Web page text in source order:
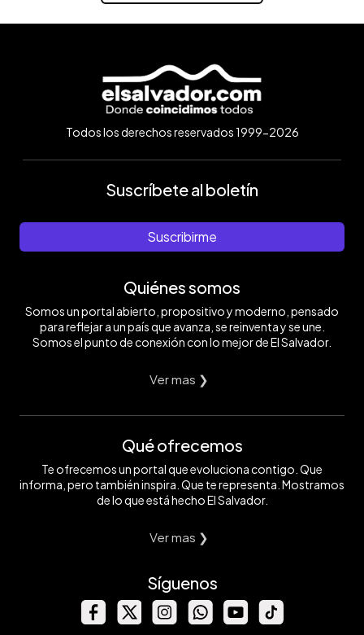
Todos los derechos reservados 1999-2026
Suscríbete al boletín
Suscribirme
Quiénes somos
Somos un portal abierto, propositivo y moderno, pensado
para reflejar a un país que avanza, se reinventa y se une.
Somos el punto de conexión con lo mejor de El Salvador.
Ver mas ❯
Qué ofrecemos
Te ofrecemos un portal que evoluciona contigo. Que
informa, pero también inspira. Que te representa. Mostramos
de lo que está hecho El Salvador.
Ver mas ❯
Síguenos